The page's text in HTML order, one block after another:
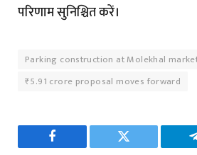
परिणाम सुनिश्चित करें।
Parking construction at Molekhal
₹5.91 crore proposal moves forward
Facebook Twitter